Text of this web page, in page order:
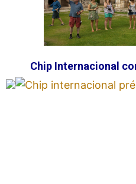
Chip Internacional